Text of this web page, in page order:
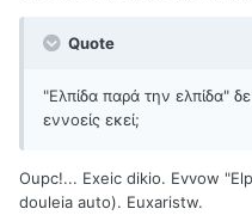
Quote
"Ελπίδα παρά την ελπίδα"
εννοείς εκεί;
Oupc!... Exeic dikio. Evvow
douleia auto). Euxaristw.